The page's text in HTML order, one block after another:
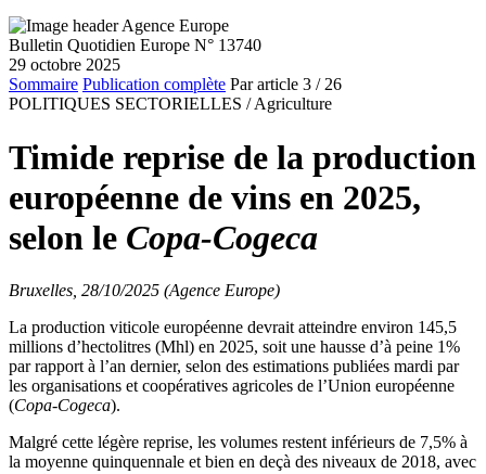
Bulletin Quotidien Europe N° 13740
29 octobre 2025
Sommaire Publication complète Par article 3 / 26
POLITIQUES SECTORIELLES / Agriculture
Timide reprise de la production
européenne de vins en 2025,
selon le Copa-Cogeca
Bruxelles, 28/10/2025 (Agence Europe)
La production viticole européenne devrait atteindre environ 145,5
millions d’hectolitres (Mhl) en 2025, soit une hausse d’à peine 1%
par rapport à l’an dernier, selon des estimations publiées mardi par
les organisations et coopératives agricoles de l’Union européenne
(Copa-Cogeca).
Malgré cette légère reprise, les volumes restent inférieurs de 7,5% à
la moyenne quinquennale et bien en deçà des niveaux de 2018, avec